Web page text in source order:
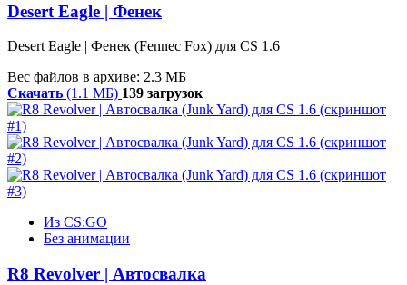
Desert Eagle | Фенек
Desert Eagle | Фенек (Fennec Fox) для CS 1.6
Вес файлов в архиве: 2.3 МБ
Скачать (1.1 МБ) 139 загрузок
Из CS:GO
Без анимации
R8 Revolver | Автосвалка